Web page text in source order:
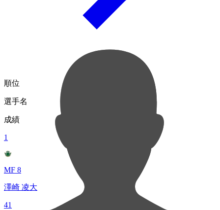
順位
選手名
成績
1
MF 8
澤崎 凌大
41